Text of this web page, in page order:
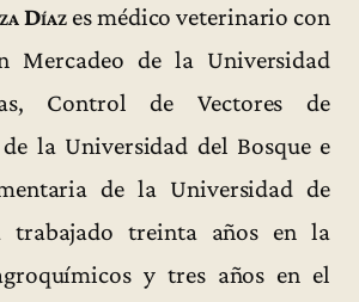
Díaz es médico veterinario con
Mercadeo de la Universidad
Control de Vectores de
de la Universidad del Bosque e
de la Universidad de
trabajado treinta años en la
y tres años en el